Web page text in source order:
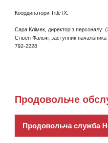
Координатори Title IX:
Сара Клімек, директор з персоналу:
Стівен Фальчі, заступник
792-2228
Продовольче
Продовольча служба